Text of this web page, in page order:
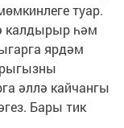
туар.
калдырыр һәм
ярдәм
әллә кайчангы
Бары тик